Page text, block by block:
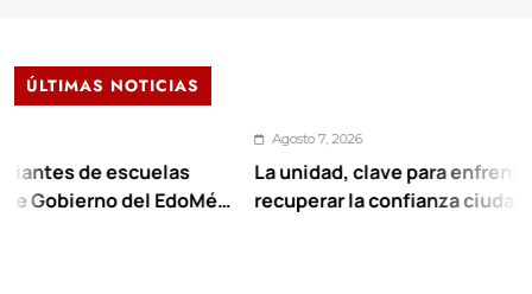
ÚLTIMAS NOTICIAS
de escuelas
del EdoMéx
Agosto 7, 2026
La unidad, clave para enfrentar los
recuperar la confianza ciudadana: